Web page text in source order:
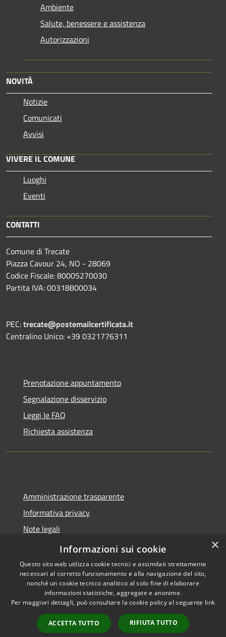
Ambiente
Salute, benessere e assistenza
Autorizzazioni
NOVITÀ
Notizie
Comunicati
Avvisi
VIVERE IL COMUNE
Luoghi
Eventi
CONTATTI
Comune di Trecate
Piazza Cavour 24, NO - 28069
Codice Fiscale: 80005270030
Partita IVA: 00318800034
PEC:trecate@postemailcertificata.it
Centralino Unico: +39 0321776311
Prenotazione appuntamento
Segnalazione disservizio
Leggi le FAQ
Richiesta assistenza
Amministrazione trasparente
Informativa privacy
Note legali
Dichiarazione di accessibilità
Accessibilità
Copyright © 2026 • Comune di
Trecate • Powered by
Municipium•
Accesso
redazione
×
Informazioni sui cookie
Questo sito web utilizza cookie tecnici e assimilati strettamente
necessari al corretto funzionamento e alla navigazione del sito,
nonché un cookie tecnico analitico al solo fine di elaborare
informazioni statistiche, aggregate e anonime.
Per maggiori dettagli, può consultare la cookie policy al seguente link
ACCETTA TUTTO RIFIUTA TUTTO